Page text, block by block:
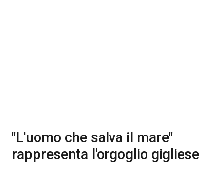
"L'uomo che salva il mare"
rappresenta l'orgoglio gigliese